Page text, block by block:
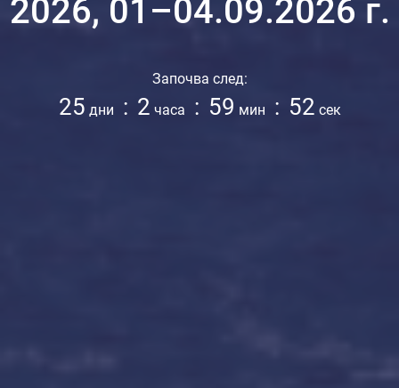
2026, 01–04.09.2026 г.
Започва след:
25 дни : 2 часа : 59 мин : 50 сек